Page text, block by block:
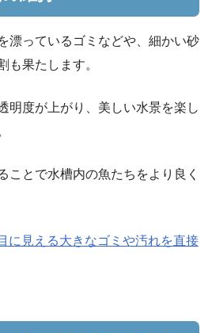
漂っているゴミなどや、細かい砂
も果たします。
明度が上がり、美しい水景を楽し
ことで水槽内の魚たちをより良く
に見える大きなゴミや汚れを直接